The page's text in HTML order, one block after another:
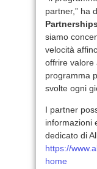
partner,” ha
siamo
velocità
offrire valore
programma
svolte ogni
I partner
informazioni
dedicato di
https://
home